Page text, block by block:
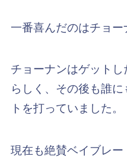
一番喜んだのはチョ
チョーナンはゲット
らしく、その後も誰
トを打っていました。
現在も絶賛ベイブレー